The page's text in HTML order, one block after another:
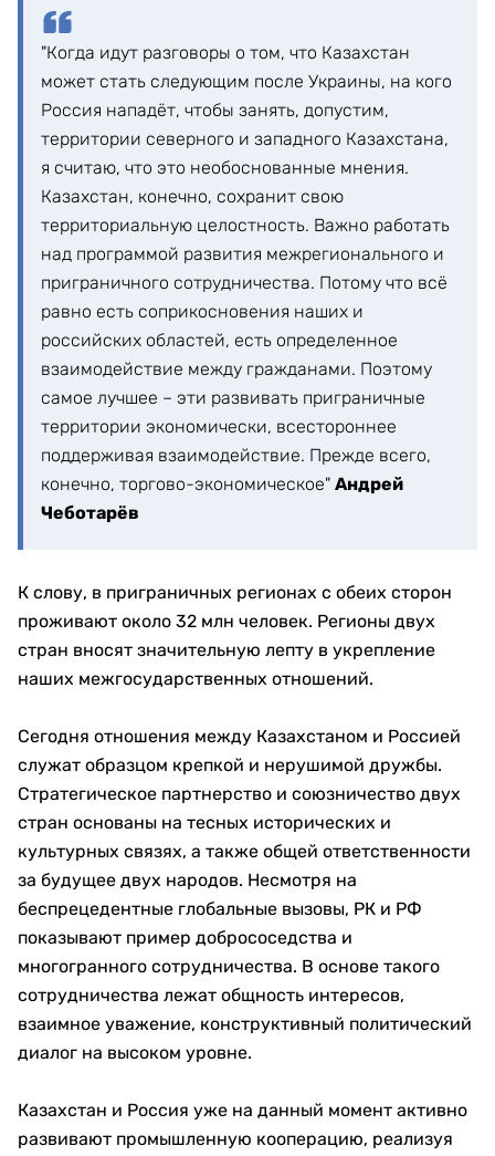
"Когда идут разговоры о том, что Казахстан
может стать следующим после Украины, на кого
Россия нападёт, чтобы занять, допустим,
территории северного и западного Казахстана,
я считаю, что это необоснованные мнения.
Казахстан, конечно, сохранит свою
территориальную целостность. Важно работать
над программой развития межрегионального и
приграничного сотрудничества. Потому что всё
равно есть соприкосновения наших и
российских областей, есть определенное
взаимодействие между гражданами. Поэтому
самое лучшее – эти развивать приграничные
территории экономически, всестороннее
поддерживая взаимодействие. Прежде всего,
конечно, торгово-экономическое" Андрей
Чеботарёв
К слову, в приграничных регионах с обеих сторон
проживают около 32 млн человек. Регионы двух
стран вносят значительную лепту в укрепление
наших межгосударственных отношений.
Сегодня отношения между Казахстаном и Россией
служат образцом крепкой и нерушимой дружбы.
Стратегическое партнерство и союзничество двух
стран основаны на тесных исторических и
культурных связях, а также общей ответственности
за будущее двух народов. Несмотря на
беспрецедентные глобальные вызовы, РК и РФ
показывают пример добрососедства и
многогранного сотрудничества. В основе такого
сотрудничества лежат общность интересов,
взаимное уважение, конструктивный политический
диалог на высоком уровне.
Казахстан и Россия уже на данный момент активно
развивают промышленную кооперацию, реализуя